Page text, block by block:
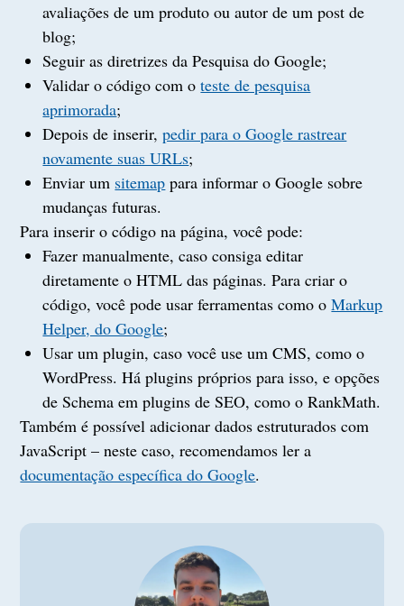
avaliações de um produto ou autor de um post de
blog;
Seguir as diretrizes da Pesquisa do Google;
Validar o código com oteste de pesquisa
aprimorada;
Depois de inserir,pedir para o Google rastrear
novamente suas URLs;
Enviar um sitemap para informar o Google sobre
mudanças futuras.
Para inserir o código na página, você pode:
Fazer manualmente, caso consiga editar
diretamente o HTML das páginas. Para criar o
código, você pode usar ferramentas como oMarkup
Helper, do Google;
Usar um plugin, caso você use um CMS, como o
WordPress. Há plugins próprios para isso, e opções
de Schema em plugins de SEO, como o RankMath.
Também é possível adicionar dados estruturados com
JavaScript – neste caso, recomendamos ler a
documentação específica do Google.